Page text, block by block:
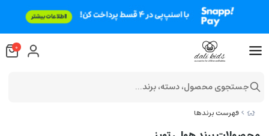
فهرست برندها
0
جستجوی محصول، دسته، برند...